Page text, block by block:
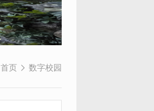
首页 数字校园